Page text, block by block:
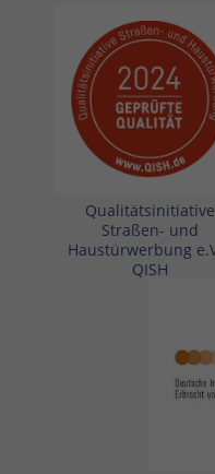
Qualitätsinitiative
Straßen- und
Haustürwerbung
QISH